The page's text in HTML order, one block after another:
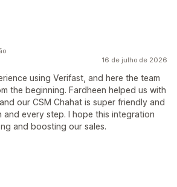
16 de julho de 2026
using Verifast, and here the team
the beginning. Fardheen helped us with
our CSM Chahat is super friendly and
and every step. I hope this integration
and boosting our sales.